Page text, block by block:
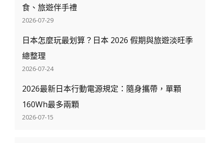
食、旅遊伴手禮
2026-07-29
日本怎麼玩最划算？日本 2026 假期與旅遊淡旺季
總整理
2026-07-24
2026最新日本行動電源規定：隨身攜帶，單顆
160Wh最多兩顆
2026-07-15